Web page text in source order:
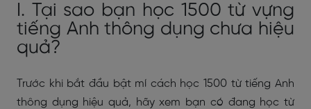
I. Tại sao bạn học 1500 từ vựng
tiếng Anh thông dụng chưa hiệu
quả?
Trước khi bắt đầu bật mí cách học 1500 từ tiếng Anh
thông dụng hiệu quả, hãy xem bạn có đang học từ